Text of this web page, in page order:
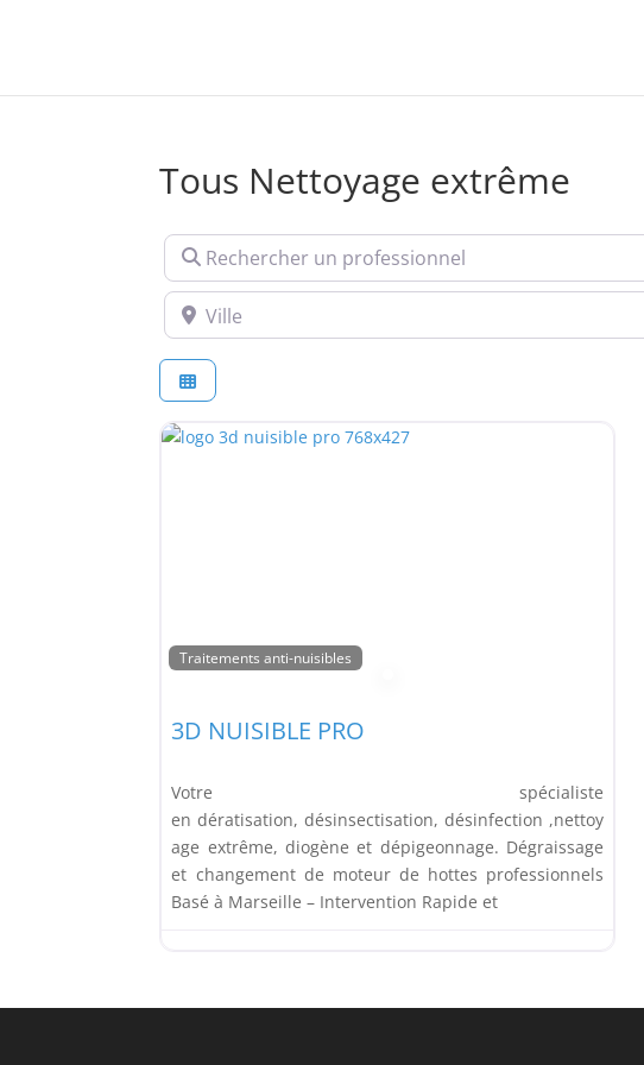
Tous Nettoyage extrême
Rechercher un professionnel
Ville
Traitements anti-nuisibles
3D NUISIBLE PRO
Votre spécialiste
en dératisation, désinsectisation, désinfection ,nettoy
age extrême, diogène et dépigeonnage. Dégraissage
et changement de moteur de hottes professionnels
Basé à Marseille – Intervention Rapide et